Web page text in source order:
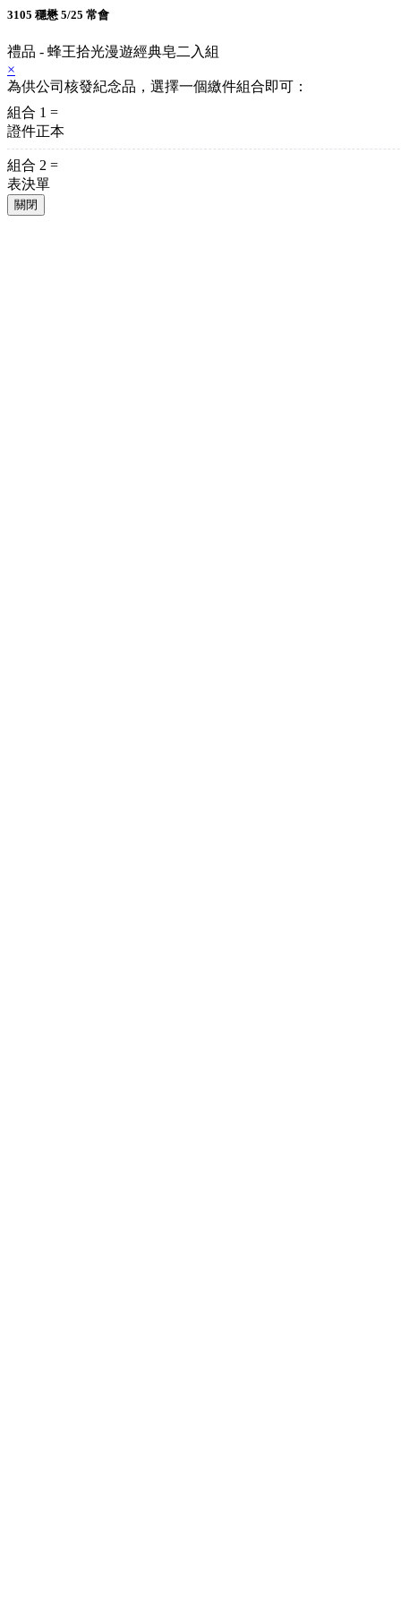
3105 穩懋 5/25 常會
禮品 - 蜂王拾光漫遊經典皂二入組
×
為供公司核發紀念品，選擇一個繳件組合即可：
組合 1 =
證件正本
組合 2 =
表決單
關閉